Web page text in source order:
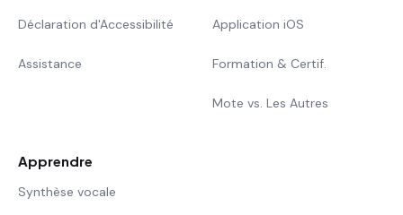
Déclaration d'Accessibilité
Assistance
Application iOS
Formation & Certif.
Mote vs. Les Autres
Apprendre
Synthèse vocale